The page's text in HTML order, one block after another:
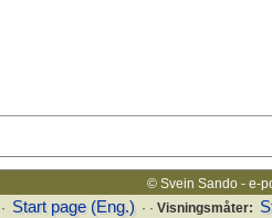
© Svein Sando - e-
· Start page (Eng.) · · Visningsmåter: